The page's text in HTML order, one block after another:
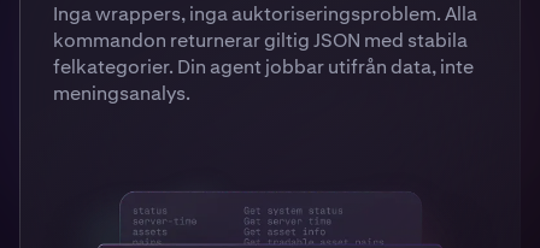
Inga wrappers, inga auktoriseringsproblem. Alla
kommandon returnerar giltig JSON med stabila
felkategorier. Din agent jobbar utifrån data, inte
meningsanalys.